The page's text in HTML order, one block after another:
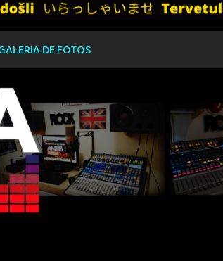
DE FOTOS